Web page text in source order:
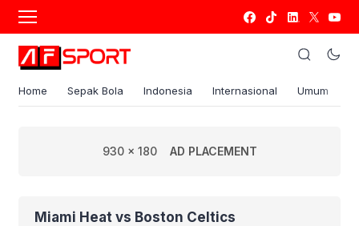
Home Sepak Bola Indonesia Internasional Umum
930 x 180 AD PLACEMENT
Miami Heat vs Boston Celtics